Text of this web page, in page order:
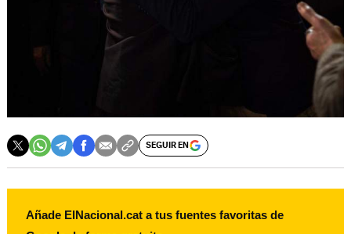
SEGUIR EN
Añade ElNacional.cat a tus fuentes favoritas de